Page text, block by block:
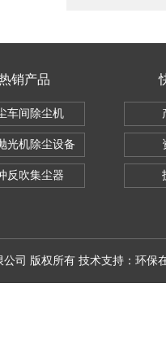
销产品
车间除尘机
光机除尘设备
反吹集尘器
司 版权所有 技术支持： 环保